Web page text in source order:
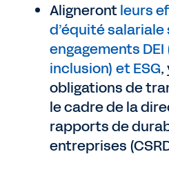
Alignerontleurs
d’équité salariale
engagements
inclusion) et ESG,
obligations de
le cadre de la
rapports de
entreprises